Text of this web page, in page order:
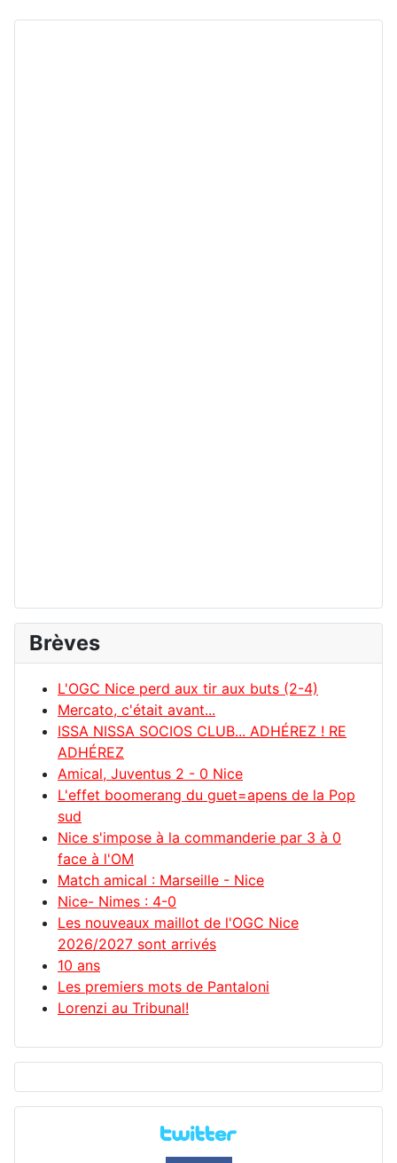
Brèves
L'OGC Nice perd aux tir aux buts (2-4)
Mercato, c'était avant...
ISSA NISSA SOCIOS CLUB... ADHÉREZ ! RE
ADHÉREZ
Amical, Juventus 2 - 0 Nice
L'effet boomerang du guet=apens de la Pop
sud
Nice s'impose à la commanderie par 3 à 0
face à l'OM
Match amical : Marseille - Nice
Nice- Nimes : 4-0
Les nouveaux maillot de l'OGC Nice
2026/2027 sont arrivés
10 ans
Les premiers mots de Pantaloni
Lorenzi au Tribunal!